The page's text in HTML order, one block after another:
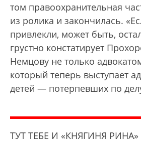
том правоохранительная
из ролика и закончилась.
привлекли, может быть,
грустно констатирует
Немцову не только
который теперь выступает
детей — потерпевших по
ТУТ ТЕБЕ И «КНЯГИНЯ